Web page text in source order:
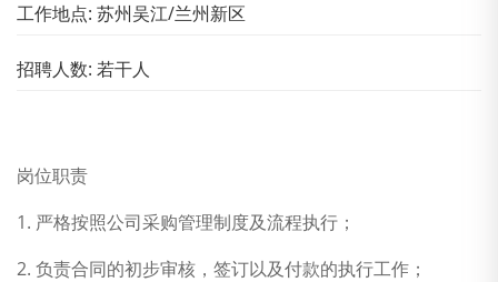
工作地点: 苏州吴江/兰州新区
招聘人数: 若干人
岗位职责
1. 严格按照公司采购管理制度及流程执行；
2. 负责合同的初步审核，签订以及付款的执行工作；